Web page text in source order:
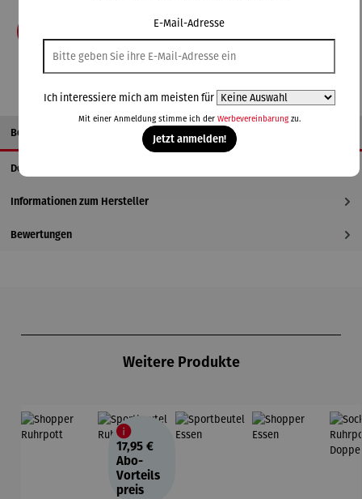
Beschreibung
Details
Informationen zum Hersteller
Bewertungen
Weitere Produkte
17,95 €
Abo-
Vorteils
preis
E-Mail-Adresse
Ich interessiere mich am meisten für
Mit einer Anmeldung stimme ich der Werbevereinbarungzu.
Jetzt anmelden!